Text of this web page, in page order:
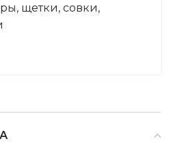
щетки, совки,